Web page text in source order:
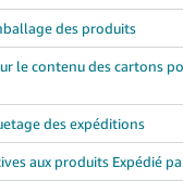
des produits
le contenu des cartons
des expéditions
aux produits Expédié